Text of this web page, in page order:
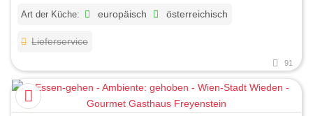
Art der Küche: europäisch österreichisch
Lieferservice
91